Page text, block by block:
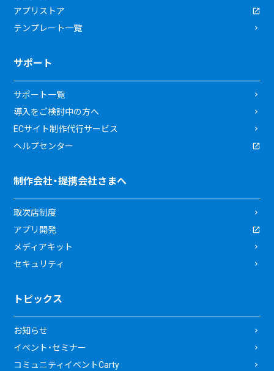
アプリストア
テンプレート一覧
サポート
サポート一覧
導入をご検討中の方へ
ECサイト制作代行サービス
ヘルプセンター
制作会社・提携会社さまへ
取次店制度
アプリ開発
メディアキット
セキュリティ
トピックス
お知らせ
イベント・セミナー
コミュニティイベントCarty